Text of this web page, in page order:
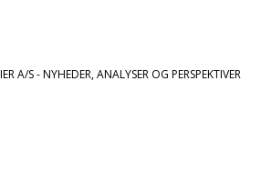
A/S - NYHEDER, ANALYSER OG PERSPEKTIVER